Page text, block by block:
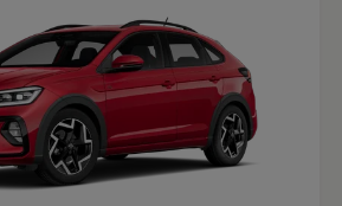
R
Unfallhilfe
Kundenbetreuung